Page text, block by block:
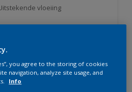
vloeiing
you agree to the storing of cookies
navigation, analyze site usage, and
Info